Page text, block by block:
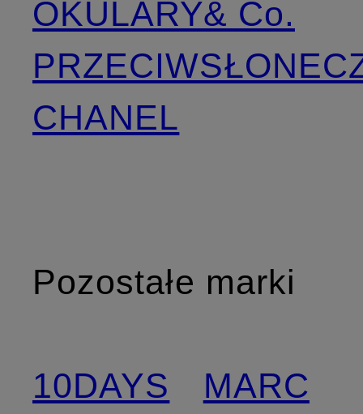
OKULARY
CHANEL
& Co.
Pozostałe marki
10DAYS
MARC